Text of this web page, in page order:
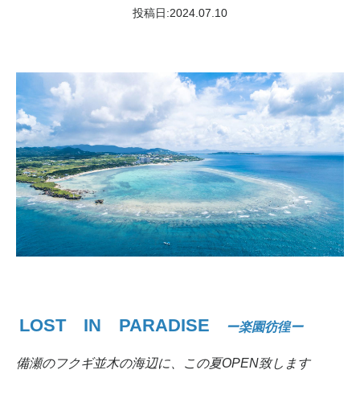
投稿日:2024.07.10
LOST IN PARADISE ー楽園彷徨ー
備瀬のフクギ並木の海辺に、この夏OPEN致します